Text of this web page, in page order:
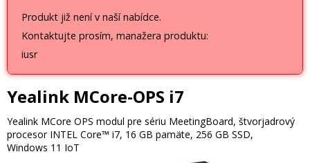
Produkt již není v naší nabídce.
Kontaktujte prosím, manažera produktu:
iusr
Yealink MCore-OPS i7
Yealink MCore OPS modul pre sériu MeetingBoard, štvorjadrový
procesor INTEL Core™ i7, 16 GB pamäte, 256 GB SSD,
Windows 11 IoT